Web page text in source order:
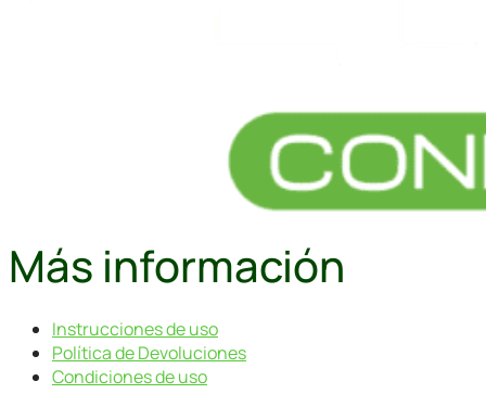
Más información
Instrucciones de uso
Política de Devoluciones
Condiciones de uso